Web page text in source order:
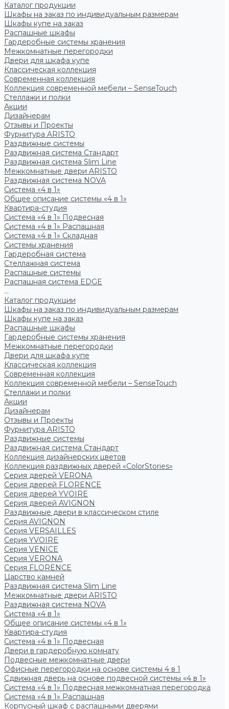
Каталог продукции
Шкафы на заказ по индивидуальным размерам
Шкафы купе на заказ
Распашные шкафы
Гардеробные системы хранения
Межкомнатные перегородки
Двери для шкафа купе
Классическая коллекция
Современная коллекция
Коллекция современной мебели – SenseTouch
Стеллажи и полки
Акции
Дизайнерам
Отзывы и Проекты
Фурнитура ARISTO
Раздвижные системы
Раздвижная система Стандарт
Раздвижная система Slim Line
Межкомнатные двери ARISTO
Раздвижная система NOVA
Система «4 в 1»
Общее описание системы «4 в 1»
Квартира-студия
Система «4 в 1» Подвесная
Система «4 в 1» Распашная
Система «4 в 1» Складная
Системы хранения
Гардеробная система
Стеллажная система
Распашные системы
Распашная система EDGE
...
Каталог продукции
Шкафы на заказ по индивидуальным размерам
Шкафы купе на заказ
Распашные шкафы
Гардеробные системы хранения
Межкомнатные перегородки
Двери для шкафа купе
Классическая коллекция
Современная коллекция
Коллекция современной мебели – SenseTouch
Стеллажи и полки
Акции
Дизайнерам
Отзывы и Проекты
Фурнитура ARISTO
Раздвижные системы
Раздвижная система Стандарт
Коллекция дизайнерских цветов
Коллекция раздвижных дверей «ColorStories»
Серия дверей VERONA
Серия дверей FLORENCE
Серия дверей YVOIRE
Серия дверей AVIGNON
Раздвижные двери в классическом стиле
Серия AVIGNON
Серия VERSAILLES
Серия YVOIRE
Серия VENICE
Серия VERONA
Серия FLORENCE
Царство камней
Раздвижная система Slim Line
Межкомнатные двери ARISTO
Раздвижная система NOVA
Система «4 в 1»
Общее описание системы «4 в 1»
Квартира-студия
Система «4 в 1» Подвесная
Двери в гардеробную комнату
Подвесные межкомнатные двери
Офисные перегородки на основе системы 4 в 1
Сдвижная дверь на основе подвесной системы «4 в 1»
Система «4 в 1» Подвесная межкомнатная перегородка
Система «4 в 1» Распашная
Корпусный шкаф с распашными дверями